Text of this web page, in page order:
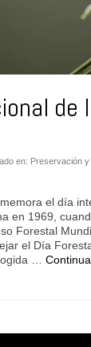
de
en: Preservación y
el día
en 1969,
Forestal
el Día
…